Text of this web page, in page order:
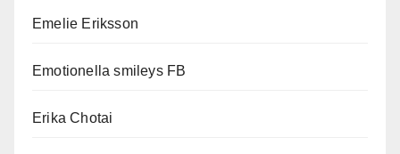
Emelie Eriksson
Emotionella smileys FB
Erika Chotai